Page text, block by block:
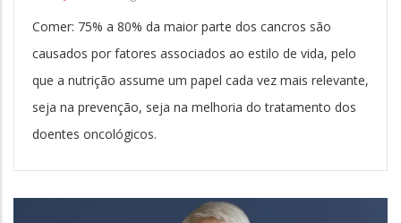
Comer: 75% a 80% da maior parte dos cancros são
causados por fatores associados ao estilo de vida, pelo
que a nutrição assume um papel cada vez mais relevante,
seja na prevenção, seja na melhoria do tratamento dos
doentes oncológicos.